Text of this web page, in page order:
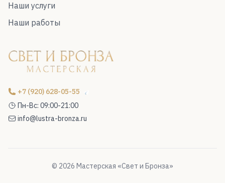
Наши услуги
Наши работы
+7 (920) 628-05-55
Пн-Вс: 09:00-21:00
info@lustra-bronza.ru
© 2026 Мастерская «Свет и Бронза»